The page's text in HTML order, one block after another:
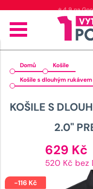
Domů
Košile
Košile s dlouhým
KOŠILE S
2.0"
629 Kč
520 Kč bez
-116 Kč